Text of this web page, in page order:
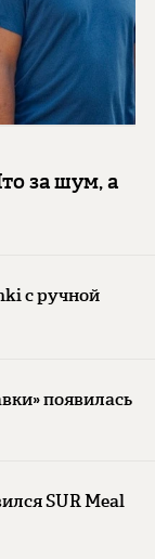
за шум, а
с ручной
появилась
SUR Meal